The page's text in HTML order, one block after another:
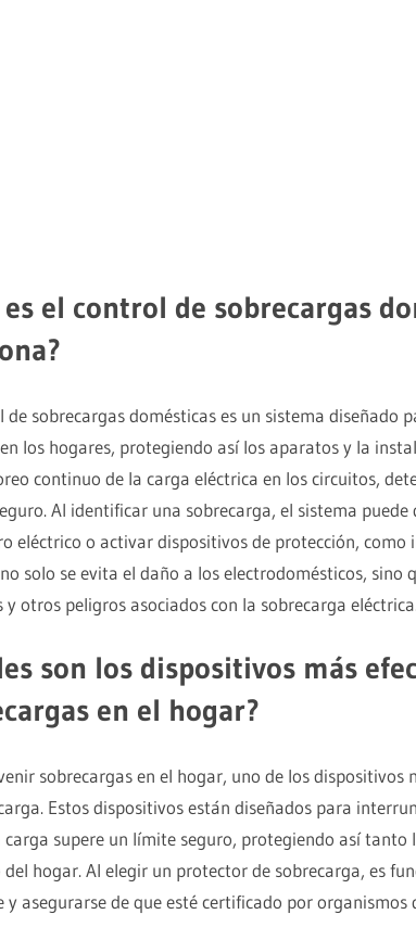
es el control de sobrecargas
de sobrecargas domésticas es un sistema diseñado
los hogares, protegiendo así los aparatos y la
continuo de la carga eléctrica en los circuitos,
Al identificar una sobrecarga, el sistema
eléctrico o activar dispositivos de protección,
solo se evita el daño a los electrodomésticos, sino
y otros peligros asociados con la sobrecarga
son los dispositivos más
en el hogar?
sobrecargas en el hogar, uno de los dispositivos
Estos dispositivos están diseñados para
carga supere un límite seguro, protegiendo así tanto
del hogar. Al elegir un protector de sobrecarga, es
y asegurarse de que esté certificado por organismos